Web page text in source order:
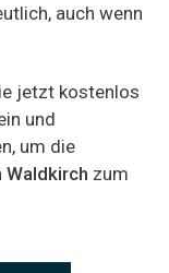
auch wenn
jetzt kostenlos
und
um die
Waldkirch zum